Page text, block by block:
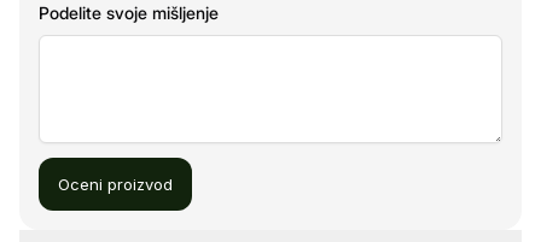
Podelite svoje mišljenje
Oceni proizvod